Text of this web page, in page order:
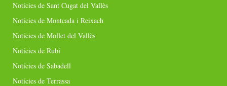
Notícies de Sant Cugat del Vallès
Notícies de Montcada i Reixach
Notícies de Mollet del Vallès
Notícies de Rubí
Notícies de Sabadell
Notícies de Terrassa